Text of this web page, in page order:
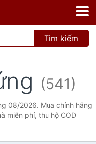
Tìm kiếm
(541)
08/2026. Mua chính hãng
miễn phí, thu hộ COD